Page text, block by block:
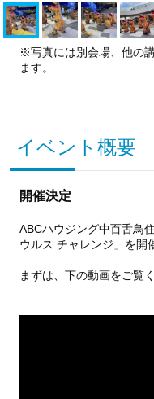
※写真には別会場、他の
ます。
イベント概要
開催決定
ABCハウジング中百舌鳥
ウルス チャレンジ」を開
まずは、下の動画をご覧